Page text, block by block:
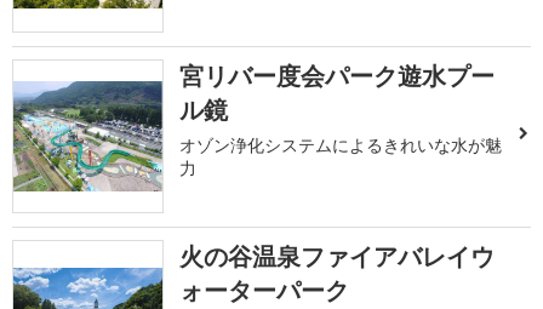
宮リバー度会パーク遊水プー
ル鏡
オゾン浄化システムによるきれいな水が魅
力
火の谷温泉ファイアバレイウ
ォーターパーク